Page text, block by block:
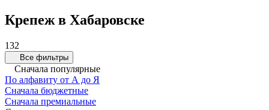
Крепеж в Хабаровске
132
Все фильтры
Сначала популярные
По алфавиту от А до Я
Сначала бюджетные
Сначала премиальные